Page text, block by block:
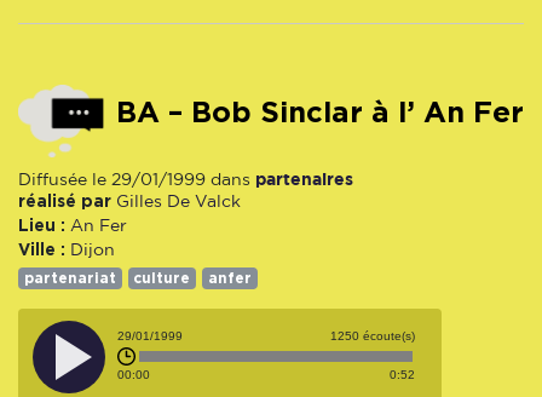
BA – Bob Sinclar à l’ An Fer
Diffusée le 29/01/1999 dans partenaires
réalisé par Gilles De Valck
Lieu : An Fer
Ville : Dijon
partenariat culture anfer
29/01/1999 1250 écoute(s)
00:00 0:52